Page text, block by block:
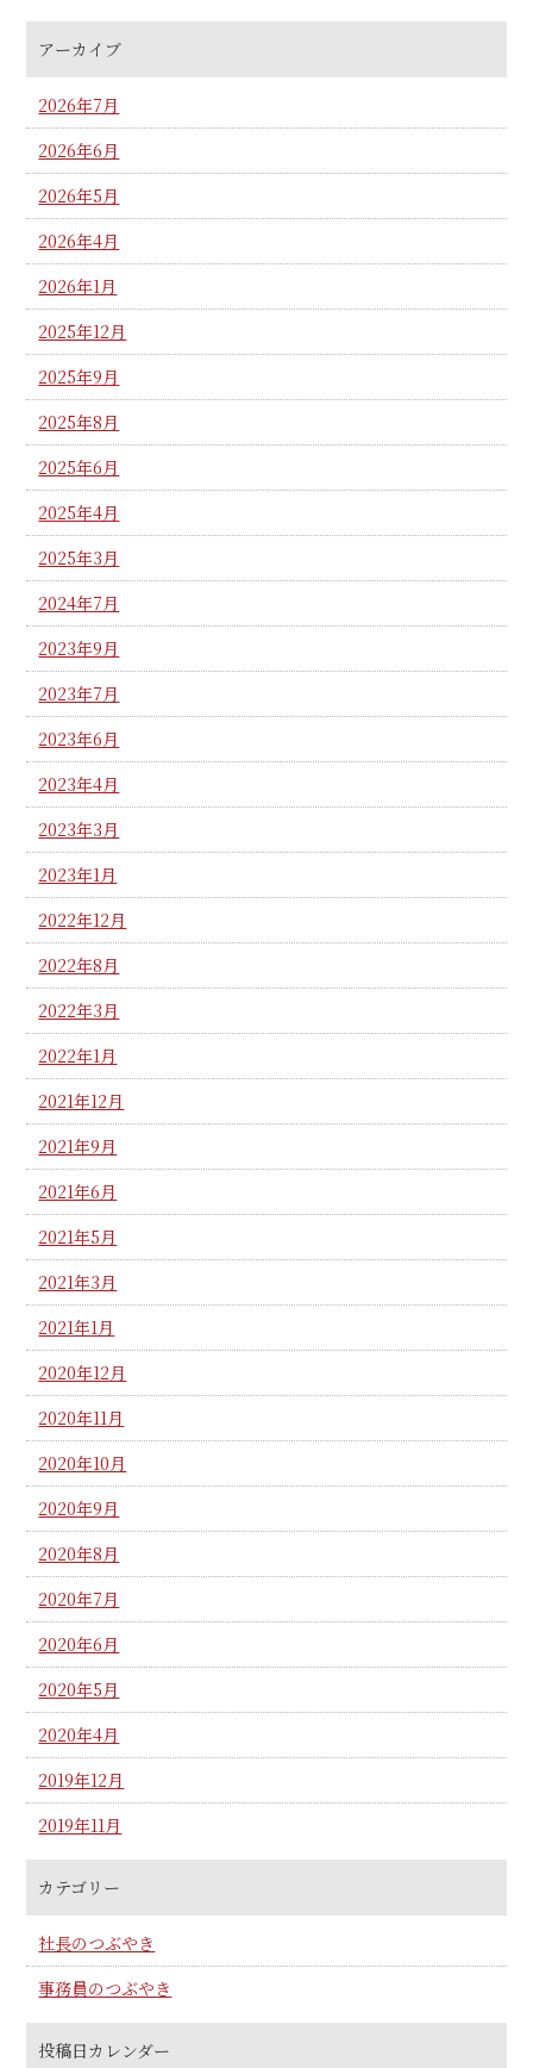
アーカイブ
2026年7月
2026年6月
2026年5月
2026年4月
2026年1月
2025年12月
2025年9月
2025年8月
2025年6月
2025年4月
2025年3月
2024年7月
2023年9月
2023年7月
2023年6月
2023年4月
2023年3月
2023年1月
2022年12月
2022年8月
2022年3月
2022年1月
2021年12月
2021年9月
2021年6月
2021年5月
2021年3月
2021年1月
2020年12月
2020年11月
2020年10月
2020年9月
2020年8月
2020年7月
2020年6月
2020年5月
2020年4月
2019年12月
2019年11月
カテゴリー
社長のつぶやき
事務員のつぶやき
投稿日カレンダー